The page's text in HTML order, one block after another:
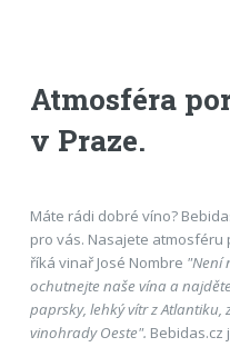
Atmosféra
v Praze.
Máte rádi dobré víno?
pro vás. Nasajete atmosféru
říká vinař José Nombre "Není
ochutnejte naše vína a
paprsky, lehký vítr z
vinohrady Oeste". Bebidas.cz